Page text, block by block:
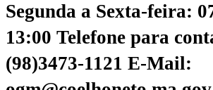
Segunda a Sexta-feira:
13:00 Telefone para
(98)3473-1121 E-Mail: